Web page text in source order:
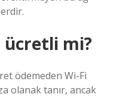
ücretli mi?
ödemeden Wi-Fi
olanak tanır, ancak